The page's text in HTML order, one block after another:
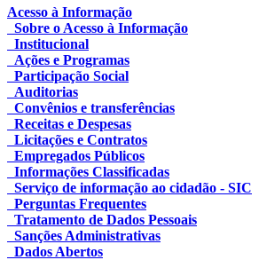
Acesso à Informação
Sobre o Acesso à Informação
Institucional
Ações e Programas
Participação Social
Auditorias
Convênios e transferências
Receitas e Despesas
Licitações e Contratos
Empregados Públicos
Informações Classificadas
Serviço de informação ao cidadão - SIC
Perguntas Frequentes
Tratamento de Dados Pessoais
Sanções Administrativas
Dados Abertos